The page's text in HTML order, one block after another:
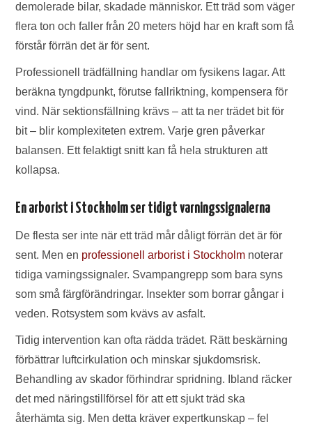
demolerade bilar, skadade människor. Ett träd som väger
flera ton och faller från 20 meters höjd har en kraft som få
förstår förrän det är för sent.
Professionell trädfällning handlar om fysikens lagar. Att
beräkna tyngdpunkt, förutse fallriktning, kompensera för
vind. När sektionsfällning krävs – att ta ner trädet bit för
bit – blir komplexiteten extrem. Varje gren påverkar
balansen. Ett felaktigt snitt kan få hela strukturen att
kollapsa.
En arborist i Stockholm ser tidigt varningssignalerna
De flesta ser inte när ett träd mår dåligt förrän det är för
sent. Men en professionell arborist i Stockholm noterar
tidiga varningssignaler. Svampangrepp som bara syns
som små färgförändringar. Insekter som borrar gångar i
veden. Rotsystem som kvävs av asfalt.
Tidig intervention kan ofta rädda trädet. Rätt beskärning
förbättrar luftcirkulation och minskar sjukdomsrisk.
Behandling av skador förhindrar spridning. Ibland räcker
det med näringstillförsel för att ett sjukt träd ska
återhämta sig. Men detta kräver expertkunskap – fel